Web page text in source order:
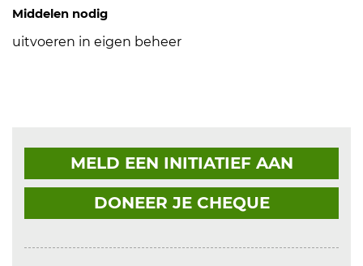
Middelen nodig
uitvoeren in eigen beheer
MELD EEN INITIATIEF AAN
DONEER JE CHEQUE